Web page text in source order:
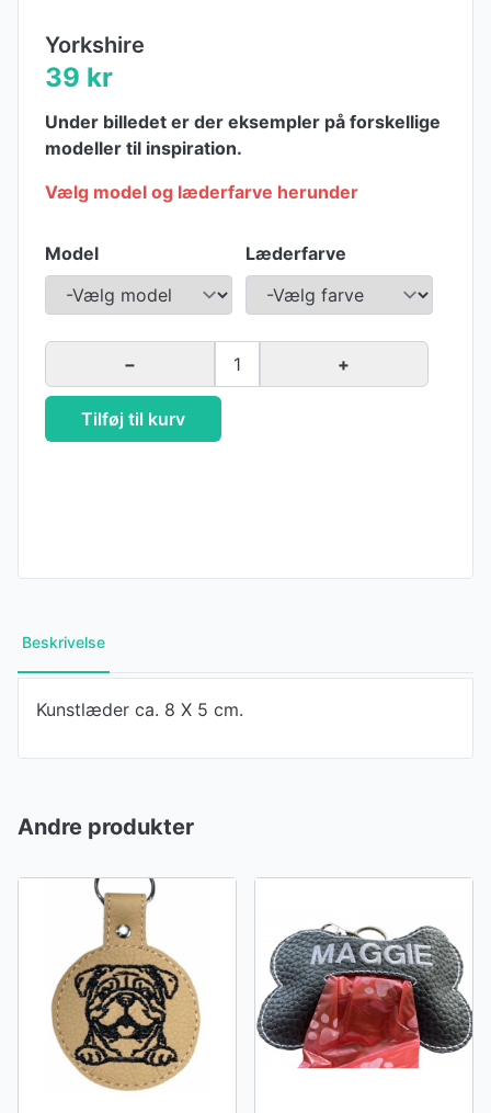
Yorkshire
39 kr
Under billedet er der eksempler på forskellige
modeller til inspiration.
Vælg model og læderfarve herunder
Model Læderfarve
− 1 +
Tilføj til kurv
Beskrivelse
Kunstlæder ca. 8 X 5 cm.
Andre produkter